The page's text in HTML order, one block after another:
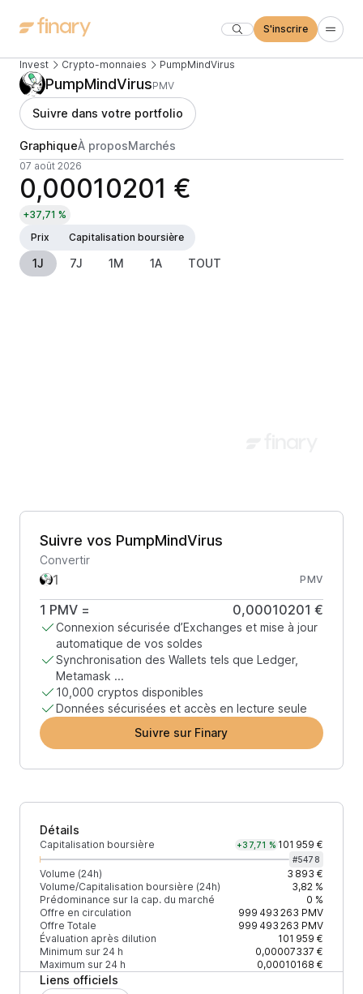
S'inscrire
Invest Crypto-monnaies PumpMindVirus
PumpMindVirusPMV
Suivre dans votre portfolio
GraphiqueÀ proposMarchés
07 août 2026
0,00010201 €
+37,71 %
Prix
Capitalisation boursière
1J 7J 1M 1A TOUT
Suivre vos PumpMindVirus
Convertir
PMV
1 PMV = 0,00010201 €
Connexion sécurisée d’Exchanges et mise à jour
automatique de vos soldes
Synchronisation des Wallets tels que Ledger,
Metamask ...
10,000 cryptos disponibles
Données sécurisées et accès en lecture seule
Suivre sur Finary
Détails
Capitalisation boursière +37,71 % 101 959 €
#5478
Volume (24h)
3 893 €
Volume/Capitalisation boursière (24h)
3,82 %
Prédominance sur la cap. du marché
0 %
Offre en circulation
999 493 263 PMV
Offre Totale
999 493 263 PMV
Évaluation après dilution
101 959 €
Minimum sur 24 h
0,00007337 €
Maximum sur 24 h
0,00010168 €
Liens officiels